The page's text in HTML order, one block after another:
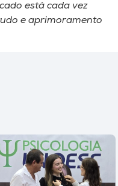
está cada vez
e aprimoramento